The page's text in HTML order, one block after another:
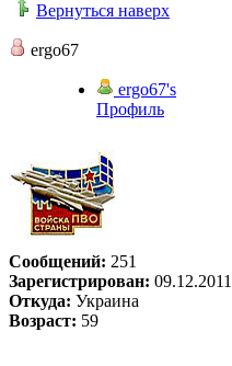
Вернуться наверх
ergo67
ergo67's
Профиль
Сообщений: 251
Зарегистрирован: 09.12.2011
Откуда: Украина
Возраст: 59